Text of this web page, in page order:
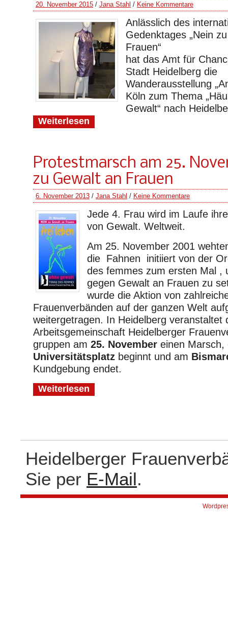
20. November 2015 / Jana Stahl / Keine Kommentare
Anlässlich des
Gedenktages „Nein
Frauen“
hat das Amt für
Stadt Heidelberg die
Wanderausstellung
Köln zum Thema
Gewalt“ nach
Weiterlesen
Protestmarsch am 25.
zu Gewalt an Frauen
6. November 2013 / Jana Stahl / Keine Kommentare
Jede 4. Frau wird im Laufe
von Gewalt. Weltweit.
Am 25. November 2001
die Fahnen initiiert von der
des femmes zum ersten Mal ,
gegen Gewalt an Frauen zu
wurde die Aktion von
Frauenverbänden auf der ganzen Welt
weitergetragen. In Heidelberg veranstaltet
Arbeitsgemeinschaft Heidelberger
gruppen am 25. November einen
Universitätsplatz beginnt und am
Kundgebung endet.
Weiterlesen
Heidelberger
Sie per E-Mail.